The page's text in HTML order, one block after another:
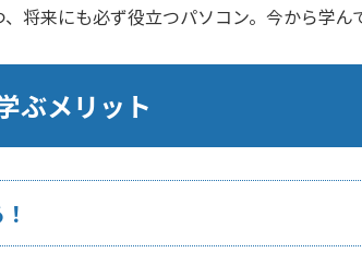
将来にも必ず役立つパソコン。今から学ん
ぶメリット